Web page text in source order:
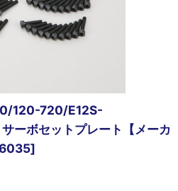
120-720/E12S-
ーボセットプレート【メーカ
]